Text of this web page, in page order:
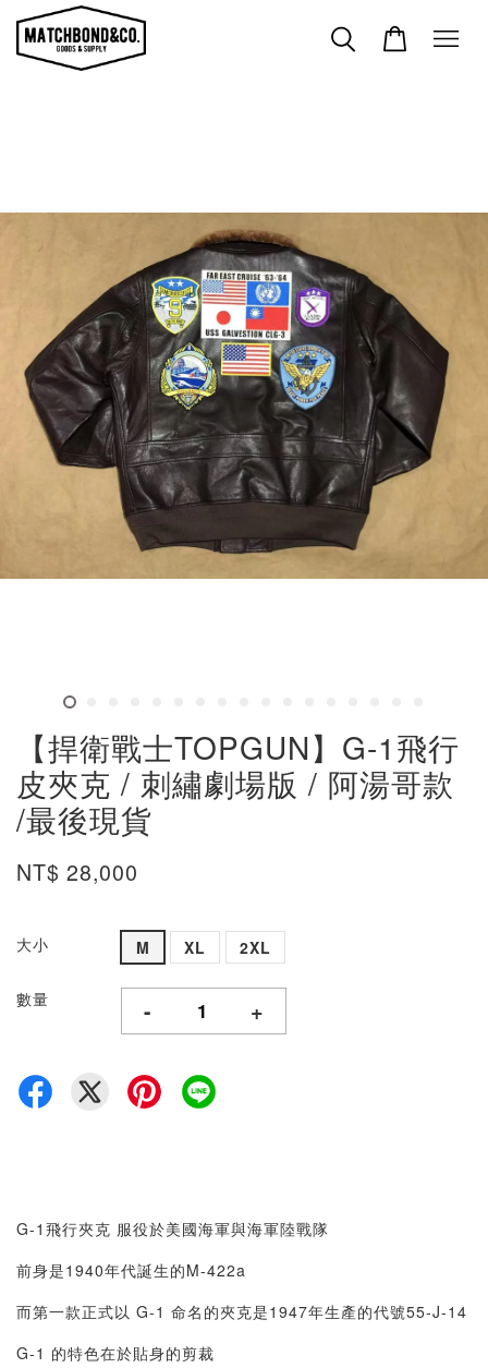
【捍衛戰士TOPGUN】G-1飛行
皮夾克 / 刺繡劇場版 / 阿湯哥款
/最後現貨
NT$ 28,000
大小 M XL 2XL
數量 - +
G-1飛行夾克 服役於美國海軍與海軍陸戰隊
前身是1940年代誕生的M-422a
而第一款正式以 G-1 命名的夾克是1947年生產的代號55-J-14
G-1 的特色在於貼身的剪裁